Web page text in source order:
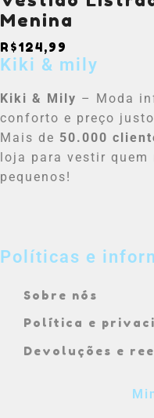
Menina
R$124,99
Kiki & mily
Kiki & Mily – Moda
conforto e preço
Mais de 50.000
loja para vestir quem
pequenos!
Políticas e
Sobre nós
Política e
Devoluções e